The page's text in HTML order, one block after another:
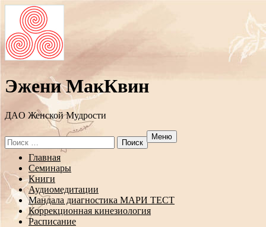
Эжени МакКвин
ДAO Женской Мудрости
Search
for:
Меню
Перейти
содержанию
Главная
Семинары
Книги
Аудиомедитации
Мандала диагностика МАРИ ТЕСТ
Коррекционная кинезиология
Расписание